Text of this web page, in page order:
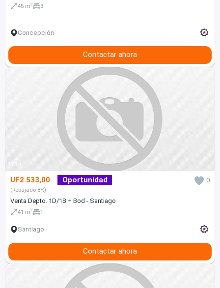
45 m2 3
Concepción
Contactar ahora
1/14
UF2.533,00 Oportunidad 0
(Rebajado 8%)
Venta Depto. 1D/1B + Bod - Santiago
41 m2 1
Santiago
Contactar ahora